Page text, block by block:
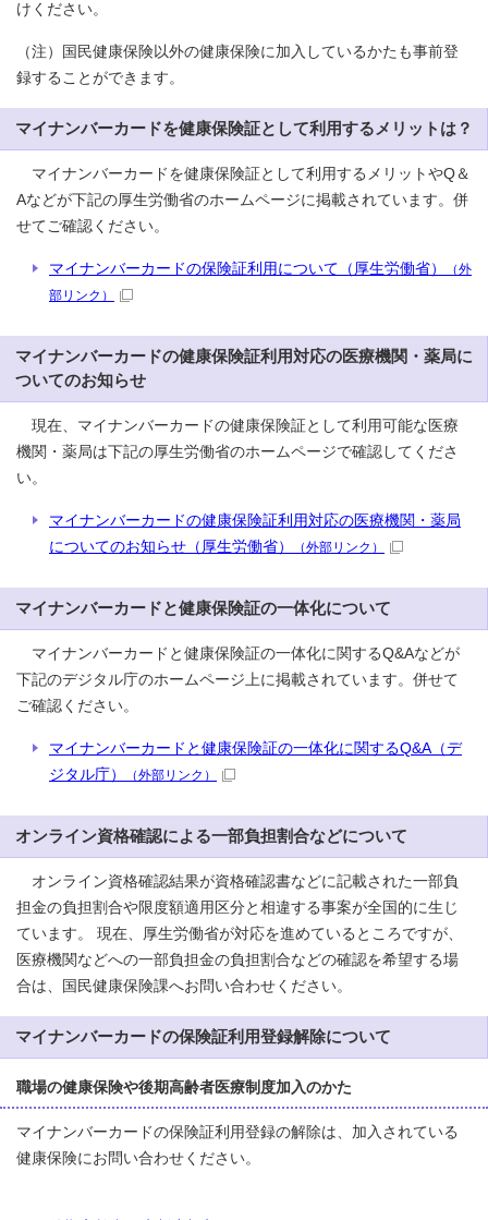
けください。
（注）国民健康保険以外の健康保険に加入しているかたも事前登
録することができます。
マイナンバーカードを健康保険証として利用するメリットは？
マイナンバーカードを健康保険証として利用するメリットやQ＆
Aなどが下記の厚生労働省のホームページに掲載されています。併
せてご確認ください。
マイナンバーカードの保険証利用について（厚生労働省）
（外
部リンク）
マイナンバーカードの健康保険証利用対応の医療機関・薬局に
ついてのお知らせ
現在、マイナンバーカードの健康保険証として利用可能な医療
機関・薬局は下記の厚生労働省のホームページで確認してくださ
い。
マイナンバーカードの健康保険証利用対応の医療機関・薬局
についてのお知らせ（厚生労働省）
（外部リンク）
マイナンバーカードと健康保険証の一体化について
マイナンバーカードと健康保険証の一体化に関するQ&Aなどが
下記のデジタル庁のホームページ上に掲載されています。併せて
ご確認ください。
マイナンバーカードと健康保険証の一体化に関するQ&A（デ
ジタル庁）
（外部リンク）
オンライン資格確認による一部負担割合などについて
オンライン資格確認結果が資格確認書などに記載された一部負
担金の負担割合や限度額適用区分と相違する事案が全国的に生じ
ています。 現在、厚生労働省が対応を進めているところですが、
医療機関などへの一部負担金の負担割合などの確認を希望する場
合は、国民健康保険課へお問い合わせください。
マイナンバーカードの保険証利用登録解除について
職場の健康保険や後期高齢者医療制度加入のかた
マイナンバーカードの保険証利用登録の解除は、加入されている
健康保険にお問い合わせください。